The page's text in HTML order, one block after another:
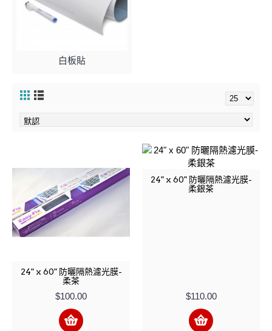
白板貼
24" x 60" 防曬隔熱濾光膜-
柔茶
$100.00
24" x 60" 防曬隔熱濾光膜-
柔銀茶
$110.00